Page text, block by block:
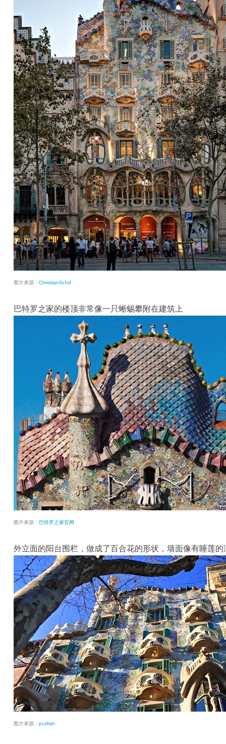
图片来源： ChristianSchd
巴特罗之家的楼顶非常像一只蜥蜴攀附在建筑上
图片来源： 巴特罗之家官网
外立面的阳台围栏，做成了百合花的形状，墙面像有睡莲的
图片来源： pcsfish